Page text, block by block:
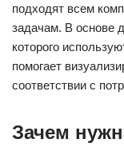
подходят всем
задачам. В основе
которого
помогает
соответствии с
Зачем